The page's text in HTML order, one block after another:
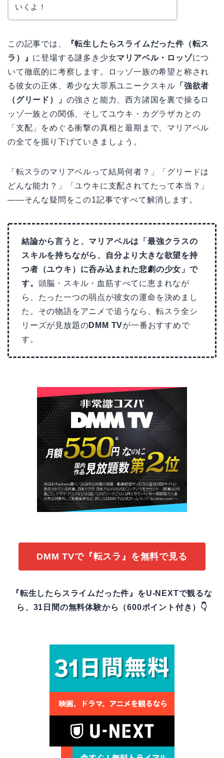
いくよ！
この記事では、
『転生したらスライムだった件（転ス
ラ）』 に登場する謎多き少女マリアベル・ロッゾにつ
いて徹底的に考察します。ロッゾ一族の希望と称され
る彼女の正体、希少な大罪系ユニークスキル 「強欲者
（グリード）」 の強さと能力、西方諸国を裏で操るロ
ッゾ一族との関係、そしてユウキ・カグラザカとの
「支配」をめぐる衝撃の真相と最期まで、マリアベル
の全てを掘り下げていきましょう。
「転スラのマリアベルって結局何者？」「グリードは
どんな能力？」「ユウキに支配されてたって本当？」
――そんな疑問をこの1記事ですべて解消します。
結論から言うと、マリアベルは「最強クラスの
スキルを持ちながら、自分より大きな欲望を持
つ者（ユウキ）に呑み込まれた悲劇の少女」で
す。 頭脳・スキル・血筋すべてに恵まれなが
ら、たった一つの弱点が彼女の運命を決めまし
た。その物語をアニメで追うなら、転スラ全シ
リーズが見放題のDMM TVが一番おすすめで
す。
DMM TVで『転スラ』を無料で見る
『転生したらスライムだった件』をU-NEXTで観るな
ら、31日間の無料体験から（600ポイント付き）👇